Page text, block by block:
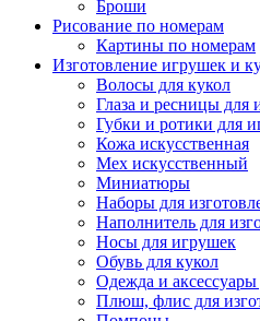
Броши
Рисование по номерам
Картины по номерам
Изготовление игрушек и
Волосы для кукол
Глаза и ресницы для
Губки и ротики для
Кожа искусственная
Мех искусственный
Миниатюры
Наборы для
Наполнитель для
Носы для игрушек
Обувь для кукол
Одежда и аксессуары
Плюш, флис для